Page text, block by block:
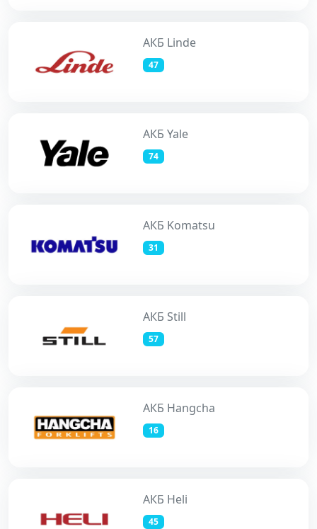
АКБ Linde
47
АКБ Yale
74
АКБ Komatsu
31
АКБ Still
57
АКБ Hangcha
16
АКБ Heli
45